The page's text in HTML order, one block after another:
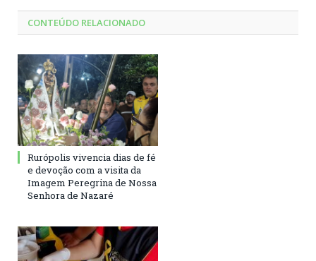
CONTEÚDO RELACIONADO
Rurópolis vivencia dias de fé
e devoção com a visita da
Imagem Peregrina de Nossa
Senhora de Nazaré